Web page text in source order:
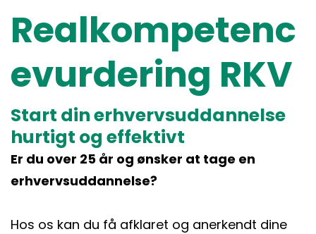
Realkompetenc
evurdering RKV
Start din erhvervsuddannelse
hurtigt og effektivt
Er du over 25 år og ønsker at tage en
erhvervsuddannelse?
Hos os kan du få afklaret og anerkendt dine